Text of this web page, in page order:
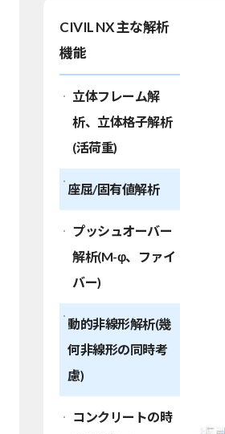
CIVIL NX 主な解析
機能
立体フレーム解
析、立体格子解析
(活荷重)
座屈/固有値解析
プッシュオーバー
解析(M-φ、ファイ
バー)
動的非線形解析(幾
何非線形の同時考
慮)
コンクリートの時